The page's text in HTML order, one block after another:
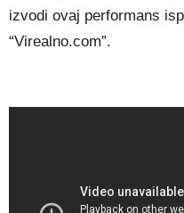
izvodi ovaj performans
“Virealno.com”.